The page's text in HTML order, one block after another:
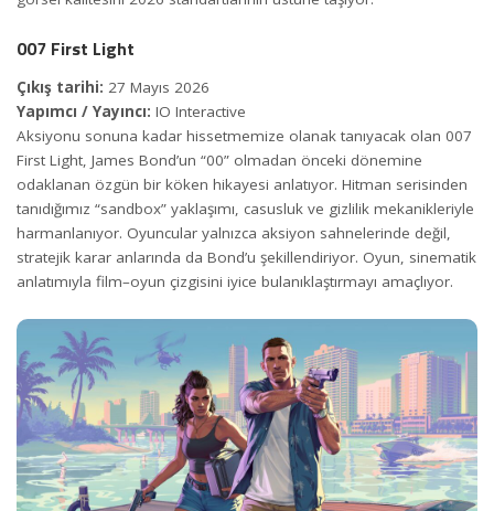
007 First Light
Çıkış tarihi: 27 Mayıs 2026
Yapımcı / Yayıncı: IO Interactive
Aksiyonu sonuna kadar hissetmemize olanak tanıyacak olan 007
First Light, James Bond’un “00” olmadan önceki dönemine
odaklanan özgün bir köken hikayesi anlatıyor. Hitman serisinden
tanıdığımız “sandbox” yaklaşımı, casusluk ve gizlilik mekanikleriyle
harmanlanıyor. Oyuncular yalnızca aksiyon sahnelerinde değil,
stratejik karar anlarında da Bond’u şekillendiriyor. Oyun, sinematik
anlatımıyla film–oyun çizgisini iyice bulanıklaştırmayı amaçlıyor.